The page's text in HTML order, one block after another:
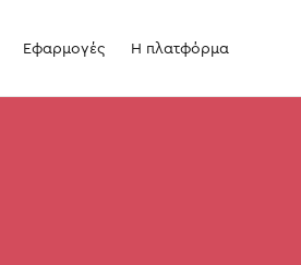
Εφαρμογές Η πλατφόρμα